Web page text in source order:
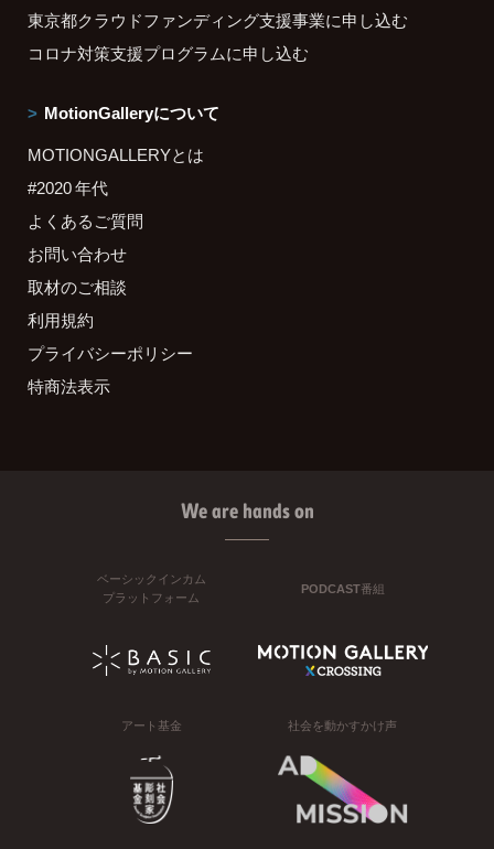
東京都クラウドファンディング支援事業に申し込む
コロナ対策支援プログラムに申し込む
MotionGalleryについて
MOTIONGALLERYとは
#2020 年代
よくあるご質問
お問い合わせ
取材のご相談
利用規約
プライバシーポリシー
特商法表示
We are hands on
ベーシックインカム
プラットフォーム
PODCAST番組
アート基金 社会を動かすかけ声